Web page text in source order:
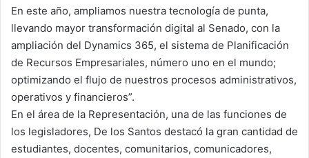
En este año, ampliamos nuestra tecnología de punta,
llevando mayor transformación digital al Senado, con la
ampliación del Dynamics 365, el sistema de Planificación
de Recursos Empresariales, número uno en el mundo;
optimizando el flujo de nuestros procesos administrativos,
operativos y financieros”.
En el área de la Representación, una de las funciones de
los legisladores, De los Santos destacó la gran cantidad de
estudiantes, docentes, comunitarios, comunicadores,